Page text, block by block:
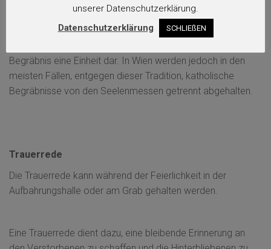
Begräbnis eine Einheit dar. In Wien werden jedoch in den
meisten Fällen, entgegen dieser Tradition, katholische
Begräbnisse von den Seelenmessen getrennt abgehalten.
Trauerrede
Die Trauerrede kann während der Feierlichkeit in der
Aufbahrungshalle oder am Grab gehalten werden.
Eine Trauerrede dient dazu, eine bleibende Erinnerung an
unserer Datenschutzerklärung.
Datenschutzerklärung
SCHLIEßEN